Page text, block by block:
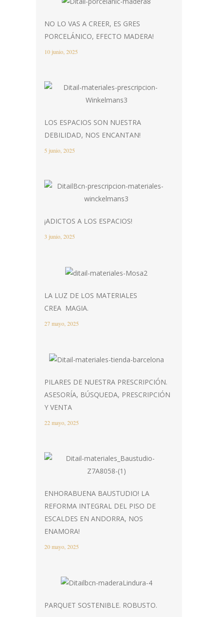
NO LO VAS A CREER, ES GRES
PORCELÁNICO, EFECTO MADERA!
10 junio, 2025
LOS ESPACIOS SON NUESTRA
DEBILIDAD, NOS ENCANTAN!
5 junio, 2025
¡ADICTOS A LOS ESPACIOS!
3 junio, 2025
LA LUZ DE LOS MATERIALES
CREA MAGIA.
27 mayo, 2025
PILARES DE NUESTRA PRESCRIPCIÓN.
ASESORÍA, BÚSQUEDA, PRESCRIPCIÓN
Y VENTA
22 mayo, 2025
ENHORABUENA BAUSTUDIO! LA
REFORMA INTEGRAL DEL PISO DE
ESCALDES EN ANDORRA, NOS
ENAMORA!
20 mayo, 2025
PARQUET SOSTENIBLE. ROBUSTO.